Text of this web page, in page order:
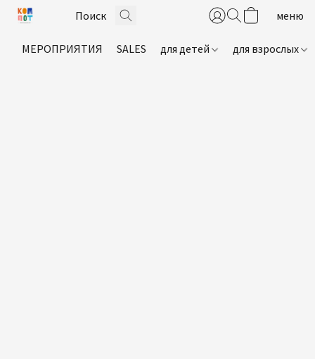
МЕРОПРИЯТИЯ SALES для детей для взрослых